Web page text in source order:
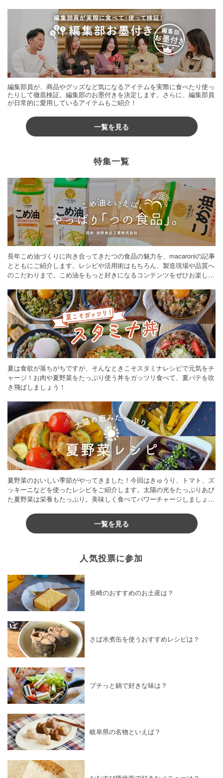
編集部員が、商品やグッズなど気になるアイテムを実際に食べたり使っ
たりして徹底検証。編集部のお墨付きを決定します。さらに、編集部員
が日常的に愛用しているアイテムもご紹介！
一覧を見る
特集一覧
長年こめ油づくりに向き合ってきたつの食品の魅力を、macaroniの記事
とともにご紹介します。レシピや活用術はもちろん、製造現場や品質へ
のこだわりまで。こめ油をもっと好きになるコンテンツをぜひお楽しみ
夏は食欲が落ちがちですが、そんなときこそスタミナレシピで元気をチ
ャージ！お肉や夏野菜をたっぷり使う丼をガッツリ食べて、夏バテを吹
き飛ばしましょう！
夏野菜のおいしい季節がやってきました！今回はきゅうり、トマト、ズ
ッキーニなどを使ったレシピをご紹介します。太陽の光をたっぷりあび
た夏野菜は栄養もたっぷり。美味しく食べてパワーチャージしましょう
一覧を見る
人気投票に参加
長崎のおすすめのお土産は？
さば水煮缶を使うおすすめレシピは？
プチっと鍋で好きな味は？
岐阜県の名物といえば？